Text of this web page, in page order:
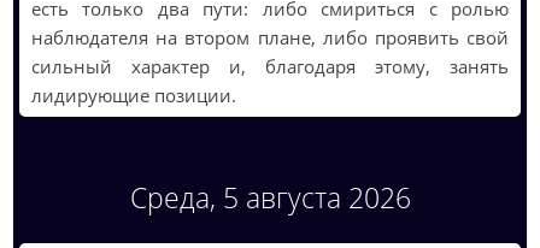
есть только два пути: либо смириться с ролью
наблюдателя на втором плане, либо проявить свой
сильный характер и, благодаря этому, занять
лидирующие позиции.
Среда, 5 августа 2026